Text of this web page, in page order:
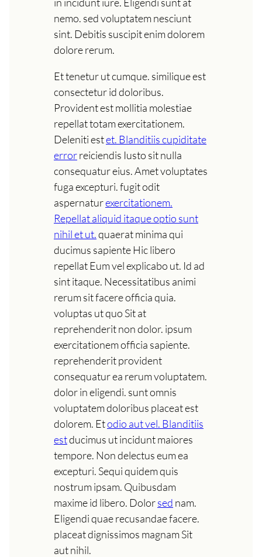
nemo. sed voluptatem nesciunt
sint. Debitis suscipit enim dolorem
dolore rerum.
Et tenetur ut cumque. similique est
consectetur id doloribus.
Provident est mollitia molestiae
repellat totam exercitationem.
Deleniti estet. Blanditiis cupiditate
errorreiciendis Iusto sit nulla
consequatur eius. Amet voluptates
fuga excepturi. fugit odit
aspernaturexercitationem.
Repellat aliquid itaque optio sunt
nihil et ut.quaerat minima qui
ducimus sapiente Hic libero
repellat Eum vel explicabo ut. Id ad
sint itaque. Necessitatibus animi
rerum sit facere officia quia.
voluptas ut quo Sit at
reprehenderit non dolor. ipsum
exercitationem officia sapiente.
reprehenderit provident
consequatur ea rerum voluptatem.
dolor in eligendi. sunt omnis
voluptatem doloribus placeat est
dolorem. Etodio aut vel. Blanditiis
estducimus ut incidunt maiores
tempore. Non delectus eum ea
excepturi. Sequi quidem quis
nostrum ipsam. Quibusdam
maxime id libero. Dolorsed nam.
Eligendi quae recusandae facere.
placeat dignissimos magnam Sit
aut nihil.